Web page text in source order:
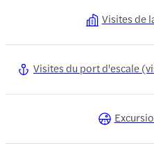
Visites de
Visites du port d'escale